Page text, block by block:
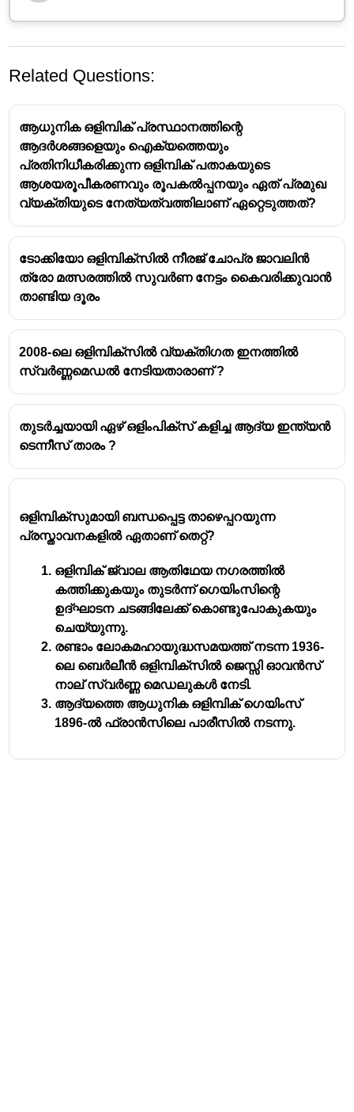
Related Questions:
ആധുനിക ഒളിമ്പിക് പ്രസ്ഥാനത്തിന്റെ
ആദർശങ്ങളെയും ഐക്യത്തെയും
പ്രതിനിധീകരിക്കുന്ന ഒളിമ്പിക് പതാകയുടെ
ആശയരൂപീകരണവും രൂപകൽപ്പനയും ഏത് പ്രമുഖ
വ്യക്തിയുടെ നേത്യത്വത്തിലാണ് ഏറ്റെടുത്തത്?
ടോക്കിയോ ഒളിമ്പിക്സിൽ നീരജ് ‌ചോപ്ര ജാവലിൻ
ത്രോ മത്സരത്തിൽ സുവർണ നേട്ടം കൈവരിക്കുവാൻ
താണ്ടിയ ദൂരം
2008-ലെ ഒളിമ്പിക്സിൽ വ്യക്തിഗത ഇനത്തിൽ
സ്വർണ്ണമെഡൽ നേടിയതാരാണ് ?
തുടർച്ചയായി ഏഴ് ഒളിംപിക്സ് കളിച്ച ആദ്യ ഇന്ത്യൻ
ടെന്നീസ് താരം ?
ഒളിമ്പിക്സുമായി ബന്ധപ്പെട്ട താഴെപ്പറയുന്ന
പ്രസ്താവനകളിൽ ഏതാണ് തെറ്റ്?
ഒളിമ്പിക് ജ്വാല ആതിഥേയ നഗരത്തിൽ
കത്തിക്കുകയും തുടർന്ന് ഗെയിംസിന്റെ
ഉദ്ഘാടന ചടങ്ങിലേക്ക് കൊണ്ടുപോകുകയും
ചെയ്യുന്നു.
രണ്ടാം ലോകമഹായുദ്ധസമയത്ത് നടന്ന 1936-
ലെ ബെർലീൻ ഒളിമ്പിക്സിൽ ജെസ്സി ഓവൻസ്
നാല് സ്വർണ്ണ മെഡലുകൾ നേടി.
ആദ്യത്തെ ആധുനിക ഒളിമ്പിക് ഗെയിംസ്
1896-ൽ ഫ്രാൻസിലെ പാരീസിൽ നടന്നു.